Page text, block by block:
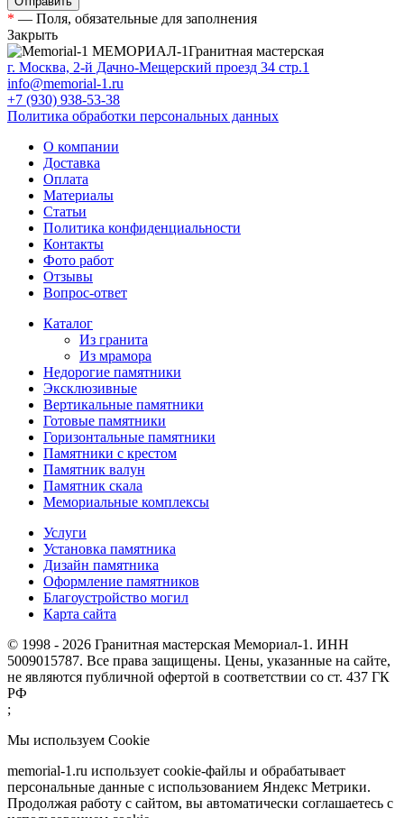
* — Поля, обязательные для заполнения
Закрыть
МЕМОРИАЛ-1Гранитная мастерская
г. Москва, 2-й Дачно-Мещерский проезд 34 стр.1
info@memorial-1.ru
+7 (930) 938-53-38
Политика обработки персональных данных
О компании
Доставка
Оплата
Материалы
Статьи
Политика конфиденциальности
Контакты
Фото работ
Отзывы
Вопрос-ответ
Каталог
Из гранита
Из мрамора
Недорогие памятники
Эксклюзивные
Вертикальные памятники
Готовые памятники
Горизонтальные памятники
Памятники с крестом
Памятник валун
Памятник скала
Мемориальные комплексы
Услуги
Установка памятника
Дизайн памятника
Оформление памятников
Благоустройство могил
Карта сайта
© 1998 - 2026 Гранитная мастерская Мемориал-1. ИНН
5009015787. Все права защищены. Цены, указанные на сайте,
не являются публичной офертой в соответствии со ст. 437 ГК
РФ
;
Мы используем Cookie
memorial-1.ru использует cookie-файлы и обрабатывает
персональные данные с использованием Яндекс Метрики.
Продолжая работу с сайтом, вы автоматически соглашаетесь с